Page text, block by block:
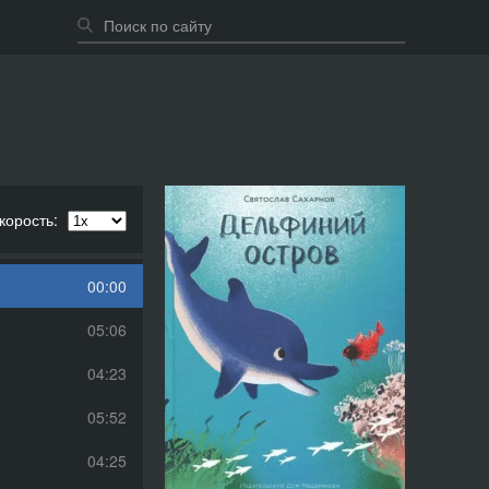
00:00
05:06
04:23
05:52
04:25